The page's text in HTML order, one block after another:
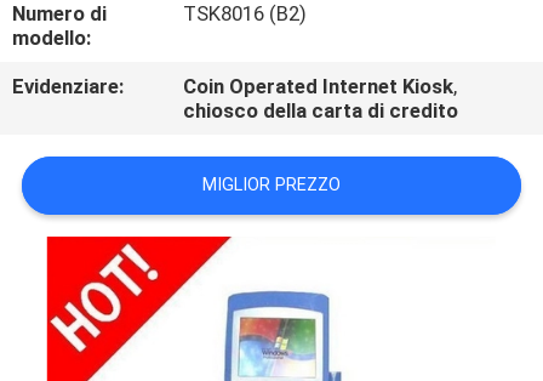
CONTROLLO
DI
CONTATTICI
RICHIEDA
UNA
CITAZIONE
Numero di
modello:
TSK8016 (B2)
Evidenziare: Coin Operated Internet Kiosk,
chiosco della carta di credito
MIGLIOR PREZZO